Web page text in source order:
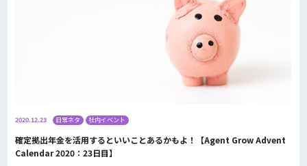
2020.12.23 日常ネタ 社内イベント
確定拠出年金を活用するといいことあるかもよ！【Agent Grow Advent
Calendar 2020：23日目】